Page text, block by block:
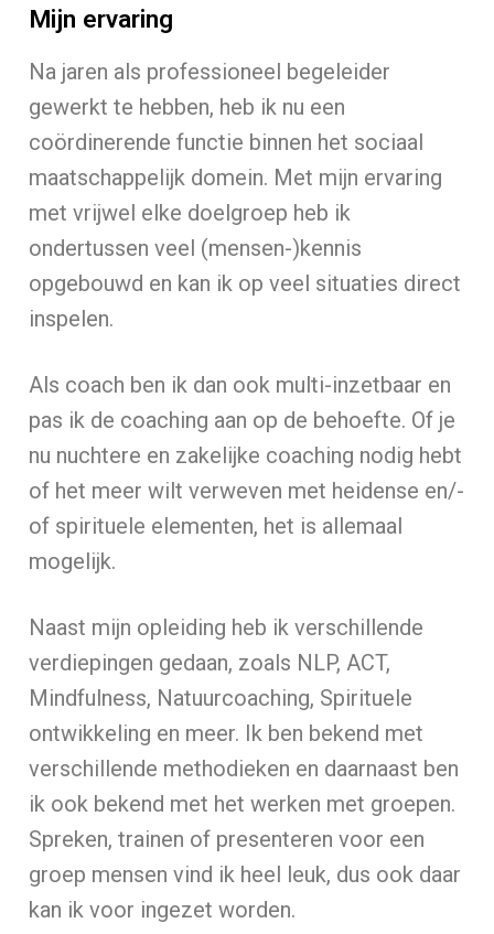
Mijn ervaring
Na jaren als professioneel begeleider
gewerkt te hebben, heb ik nu een
coördinerende functie binnen het sociaal
maatschappelijk domein. Met mijn ervaring
met vrijwel elke doelgroep heb ik
ondertussen veel (mensen-)kennis
opgebouwd en kan ik op veel situaties direct
inspelen.
Als coach ben ik dan ook multi-inzetbaar en
pas ik de coaching aan op de behoefte. Of je
nu nuchtere en zakelijke coaching nodig hebt
of het meer wilt verweven met heidense en/-
of spirituele elementen, het is allemaal
mogelijk.
Naast mijn opleiding heb ik verschillende
verdiepingen gedaan, zoals NLP, ACT,
Mindfulness, Natuurcoaching, Spirituele
ontwikkeling en meer. Ik ben bekend met
verschillende methodieken en daarnaast ben
ik ook bekend met het werken met groepen.
Spreken, trainen of presenteren voor een
groep mensen vind ik heel leuk, dus ook daar
kan ik voor ingezet worden.